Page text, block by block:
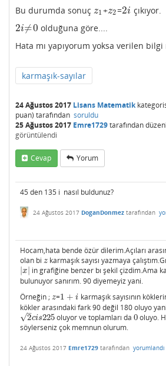
Bu durumda sonuç z1
z1 +z2
z2=2i
2i çıkıyor.
2i
2i ≠
≠ 0
0 olduğuna göre....
Hata mı yapıyorum yoksa verilen bilgi
karmaşık-sayılar
24 Ağustos 2017 Lisans Matematik
puan) tarafından soruldu
25 Ağustos 2017 Emre1729tarafından
görüntülendi
Cevap Yorum
45 den 135 i nasıl buldunuz?
24 Ağustos 2017 DoganDonmez tarafından
Hocam,hata bende özür dilerim.Açıları
olan bi z
z karmaşık sayısı yazmaya
x
|x in grafiğine benzer bı şekil çizdim.Ama
bulunuyor sanırım. 90 diyemeyiz yani.
Örneğin ; z
z=1 + i
1 +i
karmaşık sayısının
kökler arasındaki fark 90 değil 180 oluyo yani
2
–
√ cis225
2cis225 oluyor ve toplamları da 0
0oluyo.
söylerseniz çok memnun olurum.
24 Ağustos 2017 Emre1729 tarafından yorumlandı